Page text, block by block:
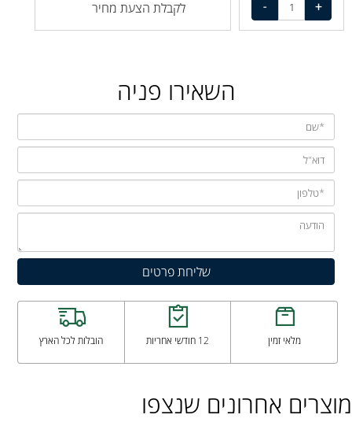
לקבלת הצעת מחיר
השאירו פניה
מלאי זמין 12 חודשי אחריות הובלות לכל הארץ
מוצרים אחרונים שנצפו